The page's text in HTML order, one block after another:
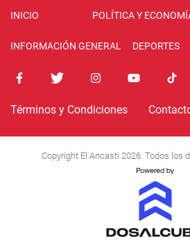
INICIO POLÍTICA Y
INFORMACIÓN GENERAL DEPORTES
Términos y Condiciones
Copyright El Ancasti 2026. Todos los